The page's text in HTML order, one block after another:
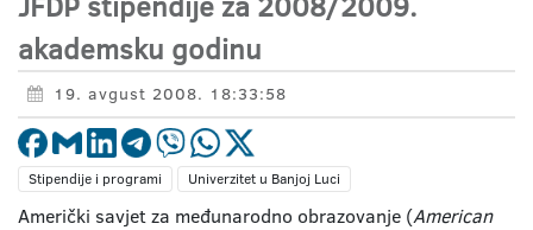
akademsku godinu
19. avgust 2008. 18:33:58
Stipendije i programi Univerzitet u Banjoj Luci
Američki savjet za međunarodno obrazovanje (American